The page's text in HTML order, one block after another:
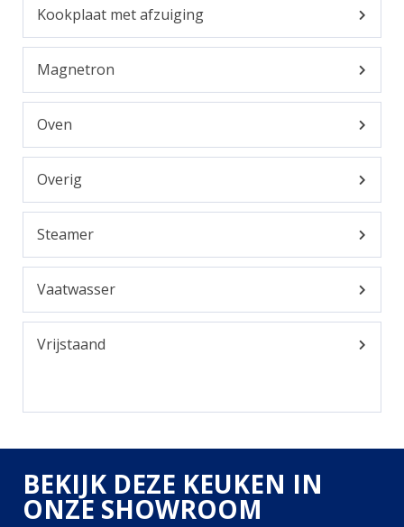
Kookplaat met afzuiging
Magnetron
Oven
Overig
Steamer
Vaatwasser
Vrijstaand
BEKIJK DEZE KEUKEN IN
ONZE SHOWROOM